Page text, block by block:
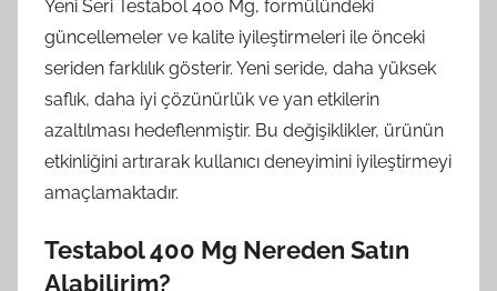
Yeni Seri Testabol 400 Mg, formülündeki
güncellemeler ve kalite iyileştirmeleri ile önceki
seriden farklılık gösterir. Yeni seride, daha yüksek
saflık, daha iyi çözünürlük ve yan etkilerin
azaltılması hedeflenmiştir. Bu değişiklikler, ürünün
etkinliğini artırarak kullanıcı deneyimini iyileştirmeyi
amaçlamaktadır.
Testabol 400 Mg Nereden Satın
Alabilirim?